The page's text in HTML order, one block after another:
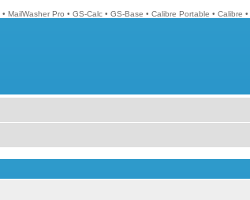
• MailWasher Pro • GS-Calc • GS-Base • Calibre Portable • Calibre •